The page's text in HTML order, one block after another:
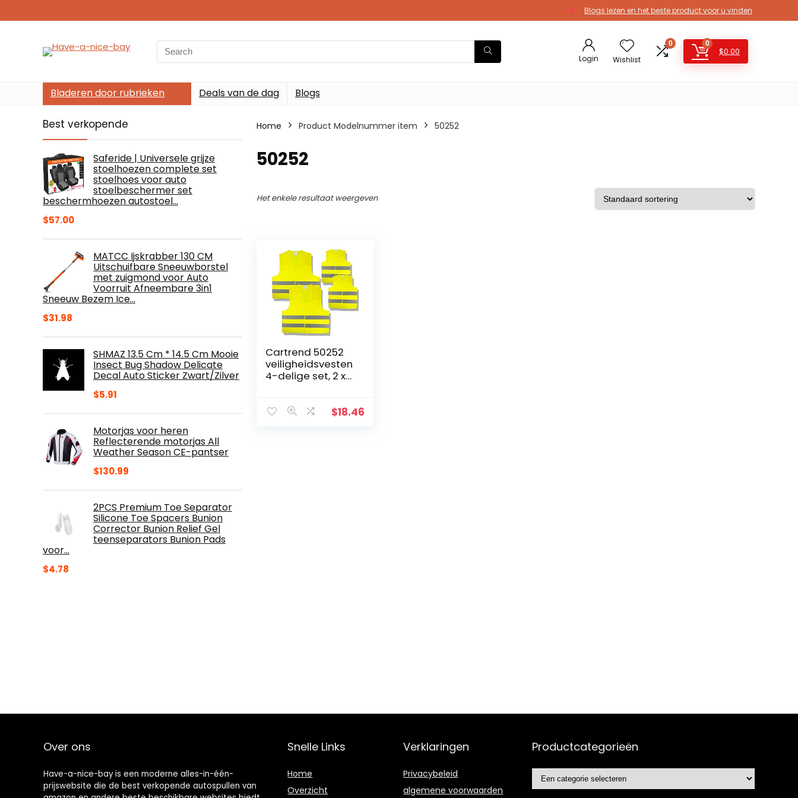
Blogs lezen en het beste product voor u vinden
Search
for:
Login Wishlist
0 0
$0.00
Bladeren door rubrieken Deals van de dag Blogs
Best verkopende
Saferide | Universele grijze
stoelhoezen complete set
stoelhoes voor auto
stoelbeschermer set
beschermhoezen autostoel…
$57.00
MATCC Ijskrabber 130 CM
Uitschuifbare Sneeuwborstel
met zuigmond voor Auto
Voorruit Afneembare 3in1
Sneeuw Bezem Ice…
$31.98
SHMAZ 13.5 Cm * 14.5 Cm Mooie
Insect Bug Shadow Delicate
Decal Auto Sticker Zwart/Zilver
$5.91
Motorjas voor heren
Reflecterende motorjas All
Weather Season CE-pantser
$130.99
2PCS Premium Toe Separator
Silicone Toe Spacers Bunion
Corrector Bunion Relief Gel
teenseparators Bunion Pads
voor…
$4.78
Home Product Modelnummer item 50252
50252
Het enkele resultaat weergeven
Cartrend 50252
veiligheidsvesten
4-delige set, 2 x
kinderveiligheidsv
$18.46
Over ons
Have-a-nice-bay is een moderne alles-in-één-
prijswebsite die de best verkopende autospullen van
Snelle Links
Home
Overzicht
Verklaringen
Privacybeleid
algemene voorwaarden
Productcategorieën